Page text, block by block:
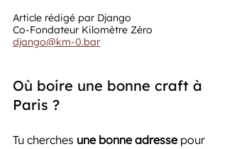
Article rédigé par Django
Co-Fondateur Kilomètre Zéro
django@km-0.bar
Où boire une bonne craft à
Paris ?
Tu cherches une bonne adresse pour